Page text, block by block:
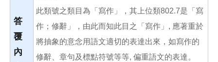
答
覆
內
此類號之類目為「寫作」，其上位類802.7是「寫
作；修辭」，由此而知此目之「寫作」, 應著重於
將抽象的意念用語文適切的表達出來，如寫作的
修辭、章句及標點符號等等, 偏重語文的表達。